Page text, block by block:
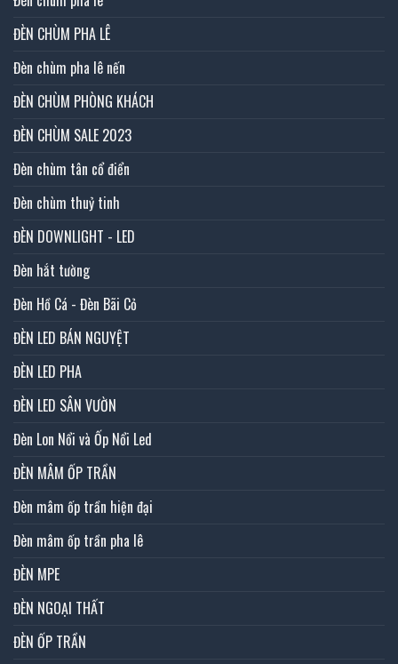
ĐÈN CHÙM PHA LÊ
Đèn chùm pha lê nến
ĐÈN CHÙM PHÒNG KHÁCH
ĐÈN CHÙM SALE 2023
Đèn chùm tân cổ điển
Đèn chùm thuỷ tinh
ĐÈN DOWNLIGHT - LED
Đèn hắt tường
Đèn Hồ Cá - Đèn Bãi Cỏ
ĐÈN LED BÁN NGUYỆT
ĐÈN LED PHA
ĐÈN LED SÂN VƯỜN
Đèn Lon Nổi và Ốp Nổi Led
ĐÈN MÂM ỐP TRẦN
Đèn mâm ốp trần hiện đại
Đèn mâm ốp trần pha lê
ĐÈN MPE
ĐÈN NGOẠI THẤT
ĐÈN ỐP TRẦN